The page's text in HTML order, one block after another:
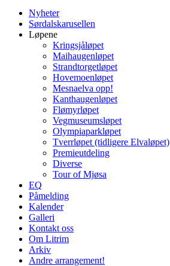
Nyheter
Sørdalskarusellen
Løpene
Kringsjåløpet
Maihaugenløpet
Strandtorgetløpet
Hovemoenløpet
Mesnaelva opp!
Kanthaugenløpet
Flømyrløpet
Vegmuseumsløpet
Olympiaparkløpet
Tverrløpet (tidligere Elvaløpet)
Premieutdeling
Diverse
Tour of Mjøsa
EQ
Påmelding
Kalender
Galleri
Kontakt oss
Om Litrim
Arkiv
Andre arrangement!